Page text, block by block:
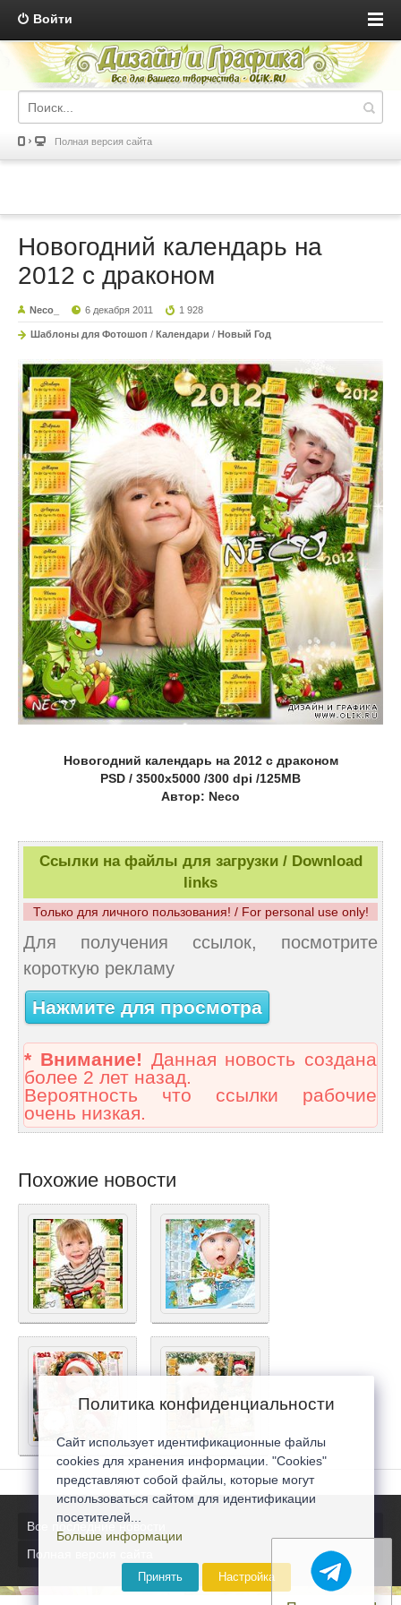
Войти
Полная версия сайта
Новогодний календарь на
2012 с драконом
Neco_ 6 декабря 2011 1 928
Шаблоны для Фотошоп / Календари / Новый Год
Новогодний календарь на 2012 с драконом
PSD / 3500х5000 /300 dpi /125MB
Автор: Neco
Ссылки на файлы для загрузки / Download
links
Только для личного пользования! / For personal use only!
Для получения ссылок, посмотрите
короткую рекламу
Нажмите для просмотра
* Внимание! Данная новость создана
более 2 лет назад.
Вероятность что ссылки рабочие
очень низкая.
Похожие новости
Все последние новости
Полная версия сайта
Политика конфиденциальности
Сайт использует идентификационные файлы
cookies для хранения информации. "Cookies"
представляют собой файлы, которые могут
использоваться сайтом для идентификации
посетителей...
Больше информации
Принять Настройка